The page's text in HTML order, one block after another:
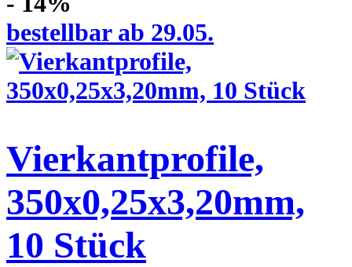
bestellbar ab 29.05.
Vierkantprofile,
350x0,25x3,20mm,
10 Stück